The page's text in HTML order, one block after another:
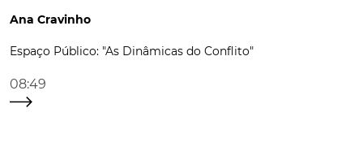
Ana Cravinho
Espaço Público: "As Dinâmicas do Conflito"
08:49